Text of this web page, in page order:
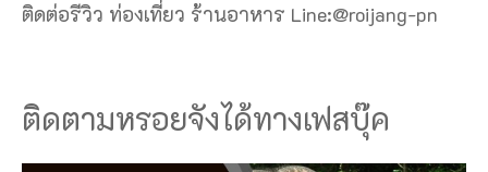
ติดต่อรีวิว ท่องเที่ยว ร้านอาหาร Line:@roijang-pn
ติดตามหรอยจังได้ทางเฟสบุ๊ค